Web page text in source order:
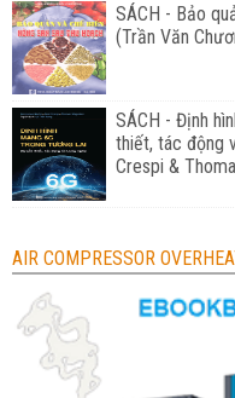
SÁCH - Bảo
(Trần Văn
SÁCH - Định
thiết, tác động
Crespi &
AIR COMPRESSOR